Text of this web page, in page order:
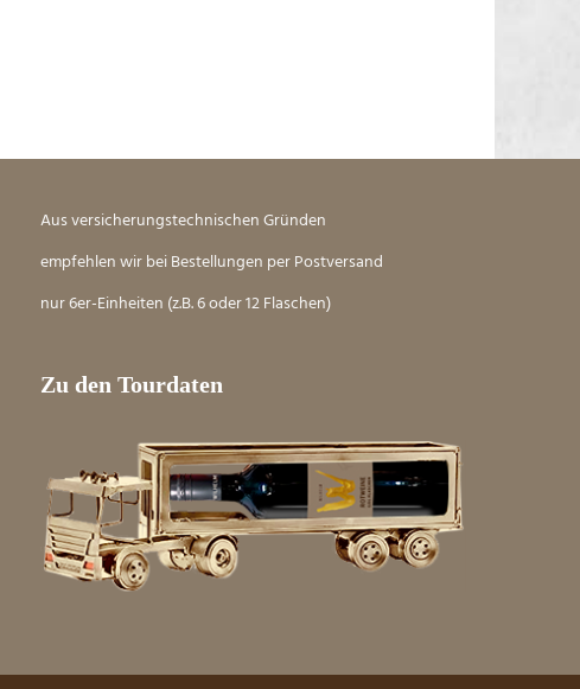
Aus versicherungstechnischen Gründen
empfehlen wir bei Bestellungen per Postversand
nur 6er-Einheiten (z.B. 6 oder 12 Flaschen)
Zu den Tourdaten